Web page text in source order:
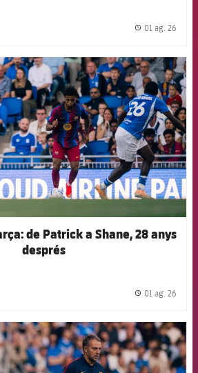
01 ag. 26
FCB Barcelona badge
de Patrick a Shane, 28 anys
després
01 ag. 26
FCB Barcelona badge